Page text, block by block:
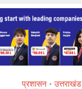
प्रशासन • उत्तराखंड